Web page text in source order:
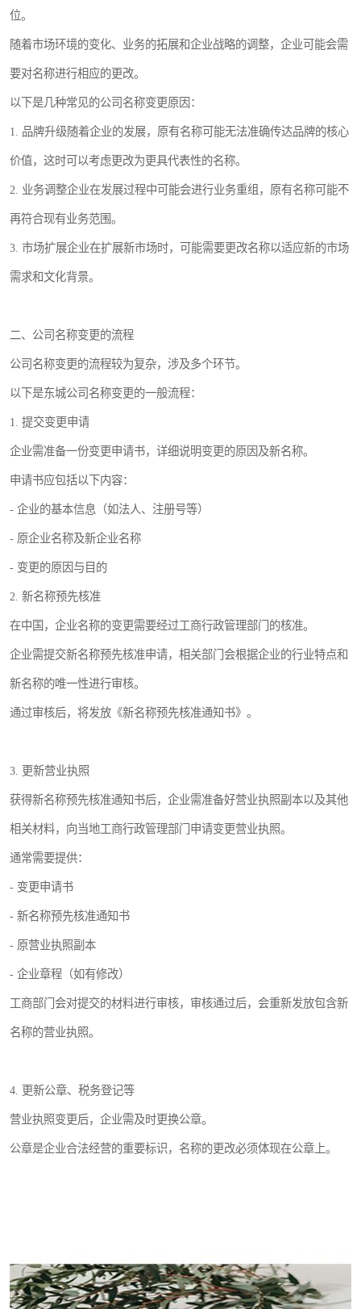
位。
随着市场环境的变化、业务的拓展和企业战略的调整，企业可能会需
要对名称进行相应的更改。
以下是几种常见的公司名称变更原因：
1. 品牌升级随着企业的发展，原有名称可能无法准确传达品牌的核心
价值，这时可以考虑更改为更具代表性的名称。
2. 业务调整企业在发展过程中可能会进行业务重组，原有名称可能不
再符合现有业务范围。
3. 市场扩展企业在扩展新市场时，可能需要更改名称以适应新的市场
需求和文化背景。
二、公司名称变更的流程
公司名称变更的流程较为复杂，涉及多个环节。
以下是东城公司名称变更的一般流程：
1. 提交变更申请
企业需准备一份变更申请书，详细说明变更的原因及新名称。
申请书应包括以下内容：
- 企业的基本信息（如法人、注册号等）
- 原企业名称及新企业名称
- 变更的原因与目的
2. 新名称预先核准
在中国，企业名称的变更需要经过工商行政管理部门的核准。
企业需提交新名称预先核准申请，相关部门会根据企业的行业特点和
新名称的唯一性进行审核。
通过审核后，将发放《新名称预先核准通知书》。
3. 更新营业执照
获得新名称预先核准通知书后，企业需准备好营业执照副本以及其他
相关材料，向当地工商行政管理部门申请变更营业执照。
通常需要提供：
- 变更申请书
- 新名称预先核准通知书
- 原营业执照副本
- 企业章程（如有修改）
工商部门会对提交的材料进行审核，审核通过后，会重新发放包含新
名称的营业执照。
4. 更新公章、税务登记等
营业执照变更后，企业需及时更换公章。
公章是企业合法经营的重要标识，名称的更改必须体现在公章上。